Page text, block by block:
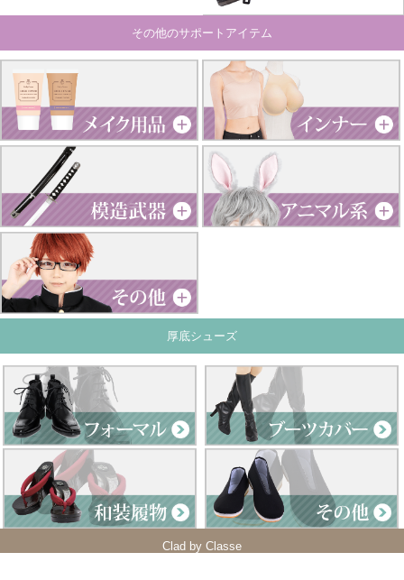
その他のサポートアイテム
厚底シューズ
Clad by Classe